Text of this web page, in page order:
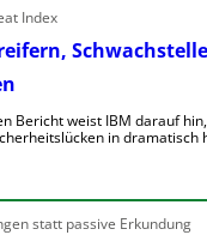
Index
Bericht weist IBM darauf
in dramatisch
statt passive Erkundung